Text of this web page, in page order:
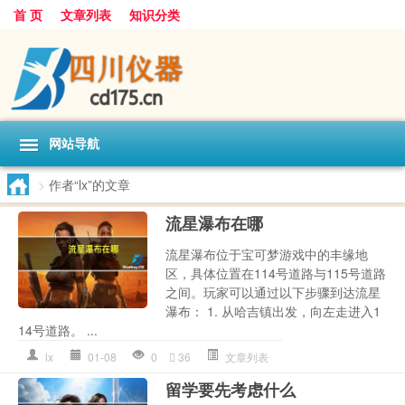
首 页 文章列表 知识分类
网站导航
> 作者“lx”的文章
流星瀑布在哪
流星瀑布位于宝可梦游戏中的丰缘地
区，具体位置在114号道路与115号道路
之间。玩家可以通过以下步骤到达流星
瀑布： 1. 从哈吉镇出发，向左走进入1
14号道路。 ...
lx 01-08 0 36 文章列表
留学要先考虑什么